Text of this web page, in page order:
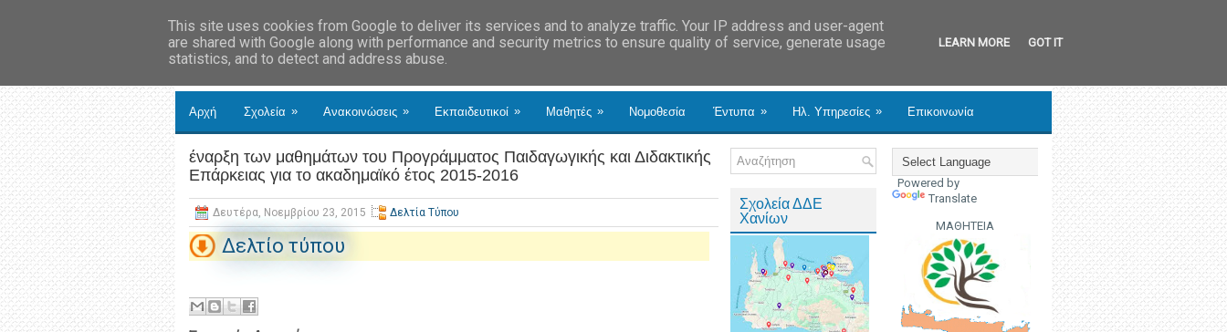
Αρχή Σχολεία » Ανακοινώσεις » Εκπαιδευτικοί » Μαθητές » Νομοθεσία Έντυπα » Ηλ. Υπηρεσίες » Επικοινωνία
έναρξη των μαθημάτων του Προγράμματος Παιδαγωγικής και Διδακτικής
Επάρκειας για το ακαδημαϊκό έτος 2015-2016
Δευτέρα, Νοεμβρίου 23, 2015 Δελτία Τύπου
Δελτίο τύπου
Σχολεία ΔΔΕ
Χανίων
Powered by
Translate
ΜΑΘΗΤΕΙΑ
This site uses cookies from Google to deliver its services and to analyze traffic. Your IP address and user-agent
are shared with Google along with performance and security metrics to ensure quality of service, generate usage
statistics, and to detect and address abuse.
LEARN MORE GOT IT